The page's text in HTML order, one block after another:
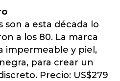
son a esta década lo
a los 80. La marca
impermeable y piel,
para crear un
Precio: US$279